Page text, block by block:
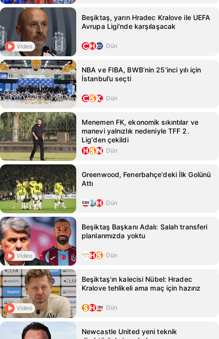
Video
Beşiktaş, yarın Hradec Kralove ile UEFA
Avrupa Ligi'nde karşılaşacak
Dün
NBA ve FIBA, BWB’nin 25’inci yılı için
İstanbul’u seçti
Dün
Menemen FK, ekonomik sıkıntılar ve
manevi yalnızlık nedeniyle TFF 2.
Lig'den çekildi
Dün
Greenwood, Fenerbahçe'deki İlk Golünü
Attı
Dün
Video
Beşiktaş Başkanı Adalı: Salah transferi
planlarımızda yoktu
Dün
Video
Beşiktaş'ın kalecisi Nübel: Hradec
Kralove tehlikeli ama maç için hazırız
Dün
Newcastle United yeni teknik